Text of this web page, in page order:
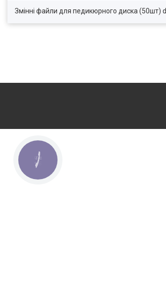
Змінні файли для педикюрного диска (50шт)
КНОПКА
ЗВ'ЯЗКУ